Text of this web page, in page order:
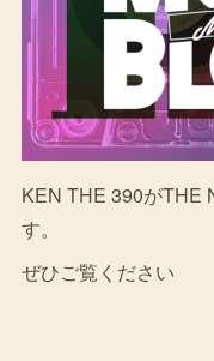
KEN THE 390がTHE
す。
ぜひご覧ください